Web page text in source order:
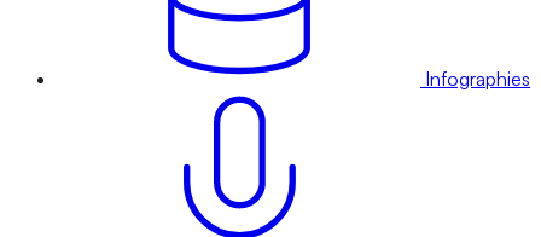
Infographies